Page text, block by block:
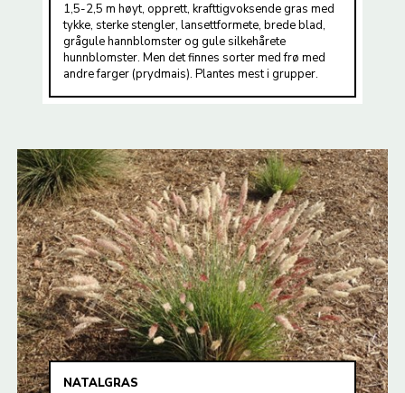
1,5-2,5 m høyt, opprett, krafttigvoksende gras med
tykke, sterke stengler, lansettformete, brede blad,
grågule hannblomster og gule silkehårete
hunnblomster. Men det finnes sorter med frø med
andre farger (prydmais). Plantes mest i grupper.
NATALGRAS